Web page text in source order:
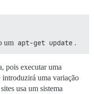
um apt-get update .
pois executar uma
introduzirá uma variação
usa um sistema